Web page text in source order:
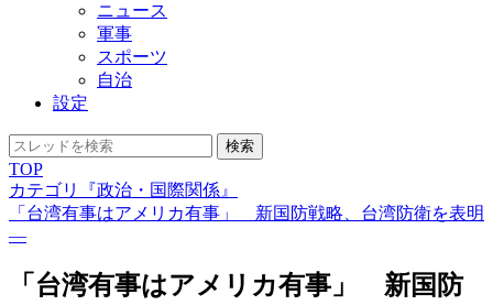
ニュース
軍事
スポーツ
自治
設定
TOP
カテゴリ『政治・国際関係』
「台湾有事はアメリカ有事」 新国防戦略、台湾防衛を表明
―
「台湾有事はアメリカ有事」 新国防